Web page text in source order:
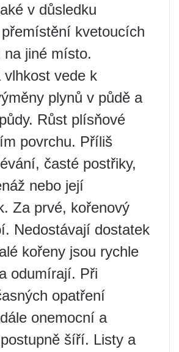
v důsledku
kvetoucích
na jiné místo.
vlhkost vede k
plynů v půdě a
Růst plísňové
povrchu. Příliš
časté postřiky,
nebo její
Za prvé, kořenový
Nedostávají dostatek
kořeny jsou rychle
odumírají. Při
opatření
onemocní a
šíří. Listy a